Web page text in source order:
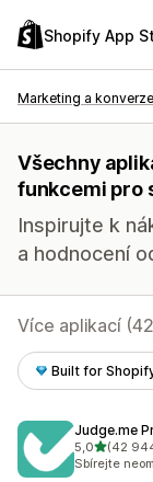
Shopify App
Marketing a konverze
Všechny
funkcemi pro
Inspirujte k
a hodnocení
Více aplikací
Built for
Judge.me
5,0z 5 hvězd
(42
Celkový
Sbírejte